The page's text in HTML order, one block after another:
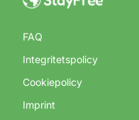
FAQ
Integritetspolicy
Cookiepolicy
Imprint